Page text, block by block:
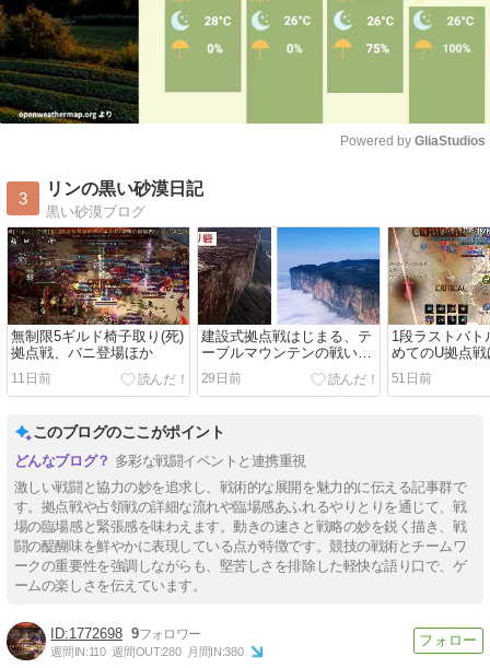
Powered by GliaStudios
3
リンの黒い砂漠日記
黒い砂漠ブログ
無制限5ギルド椅子取り(死)
拠点戦、バニ登場ほか
11日前
建設式拠点戦はじまる、テ
ーブルマウンテンの戦いほ
か
29日前
1段ラストバト
めてのU拠点戦
51日前
このブログのここがポイント
多彩な戦闘イベントと連携重視
激しい戦闘と協力の妙を追求し、戦術的な展開を魅力的に伝える記事群で
す。拠点戦や占領戦の詳細な流れや臨場感あふれるやりとりを通じて、戦
場の臨場感と緊張感を味わえます。動きの速さと戦略の妙を鋭く描き、戦
闘の醍醐味を鮮やかに表現している点が特徴です。競技の戦術とチームワ
ークの重要性を強調しながらも、堅苦しさを排除した軽快な語り口で、ゲ
ームの楽しさを伝えています。
1772698 9
週間IN:110 週間OUT:280 月間IN:380